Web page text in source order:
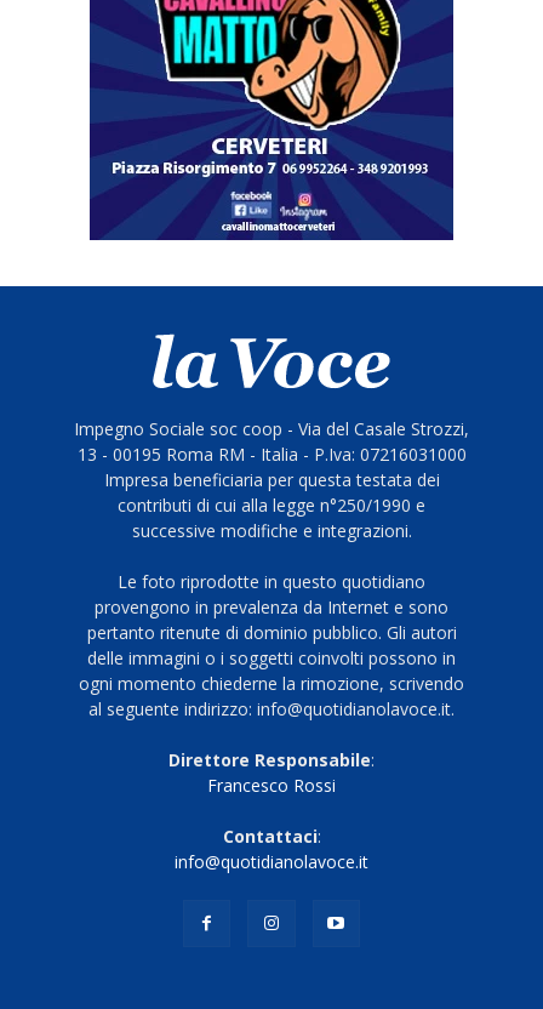
Impegno Sociale soc coop - Via del Casale Strozzi,
13 - 00195 Roma RM - Italia - P.Iva: 07216031000
Impresa beneficiaria per questa testata dei
contributi di cui alla legge n°250/1990 e
successive modifiche e integrazioni.
Le foto riprodotte in questo quotidiano
provengono in prevalenza da Internet e sono
pertanto ritenute di dominio pubblico. Gli autori
delle immagini o i soggetti coinvolti possono in
ogni momento chiederne la rimozione, scrivendo
al seguente indirizzo: info@quotidianolavoce.it.
Direttore Responsabile:
Francesco Rossi
Contattaci:
info@quotidianolavoce.it